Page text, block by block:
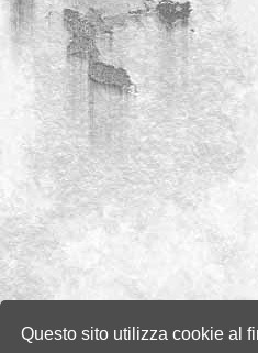
Questo sito utilizza cookie al